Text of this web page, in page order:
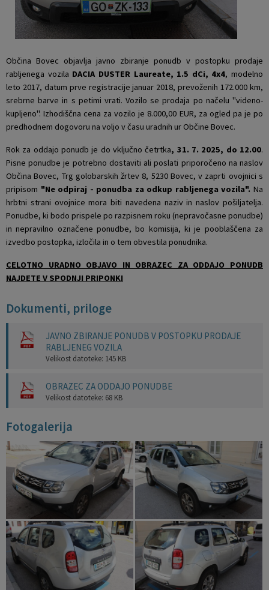
Občina Bovec objavlja javno zbiranje ponudb v postopku prodaje
rabljenega vozila DACIA DUSTER Laureate, 1.5 dCi, 4x4, modelno
leto 2017, datum prve registracije januar 2018, prevoženih 172.000 km,
srebrne barve in s petimi vrati. Vozilo se prodaja po načelu "videno-
kupljeno". Izhodiščna cena za vozilo je 8.000,00 EUR, za ogled pa je po
predhodnem dogovoru na voljo v času uradnih ur Občine Bovec.
Rok za oddajo ponudb je do vključno četrtka, 31. 7. 2025, do 12.00.
Pisne ponudbe je potrebno dostaviti ali poslati priporočeno na naslov
Občina Bovec, Trg golobarskih žrtev 8, 5230 Bovec, v zaprti ovojnici s
pripisom "Ne odpiraj - ponudba za odkup rabljenega vozila". Na
hrbtni strani ovojnice mora biti navedena naziv in naslov pošiljatelja.
Ponudbe, ki bodo prispele po razpisnem roku (nepravočasne ponudbe)
in nepravilno označene ponudbe, bo komisija, ki je pooblaščena za
izvedbo postopka, izločila in o tem obvestila ponudnika.
CELOTNO URADNO OBJAVO IN OBRAZEC ZA ODDAJO PONUDB
NAJDETE V SPODNJI PRIPONKI
Dokumenti, priloge
JAVNO ZBIRANJE PONUDB V POSTOPKU PRODAJE
RABLJENEG VOZILA
Velikost datoteke: 145 KB
OBRAZEC ZA ODDAJO PONUDBE
Velikost datoteke: 68 KB
Fotogalerija
Krajevne skupnosti
Pobratene občine
Organigram
Temeljni akti občine
Strateški dokumenti
Katalog informacij javnega značaja
Projekti in investicije
Predpisi in odloki
Občinski časopis
Lokalne volitve
Gosp. javne službe